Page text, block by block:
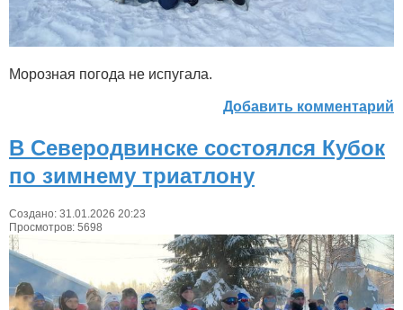
Морозная погода не испугала.
Добавить комментарий
В Северодвинске состоялся Кубок
по зимнему триатлону
Создано: 31.01.2026 20:23
Просмотров: 5698